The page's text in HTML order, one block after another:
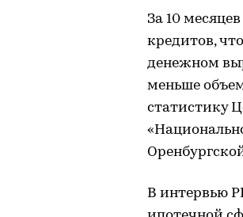
За 10
кредитов,
денежном
меньше
статистику
В интервью